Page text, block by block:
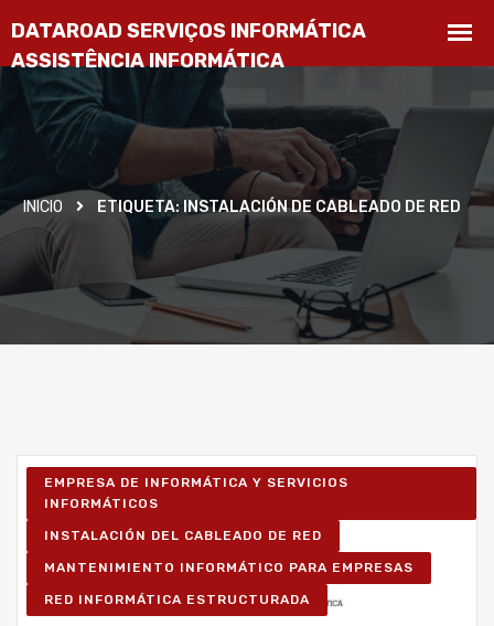
INICIO ETIQUETA: INSTALACIÓN DE CABLEADO DE RED
EMPRESA DE INFORMÁTICA Y SERVICIOS
INFORMÁTICOS
INSTALACIÓN DEL CABLEADO DE RED
MANTENIMIENTO INFORMÁTICO PARA EMPRESAS
RED INFORMÁTICA ESTRUCTURADA